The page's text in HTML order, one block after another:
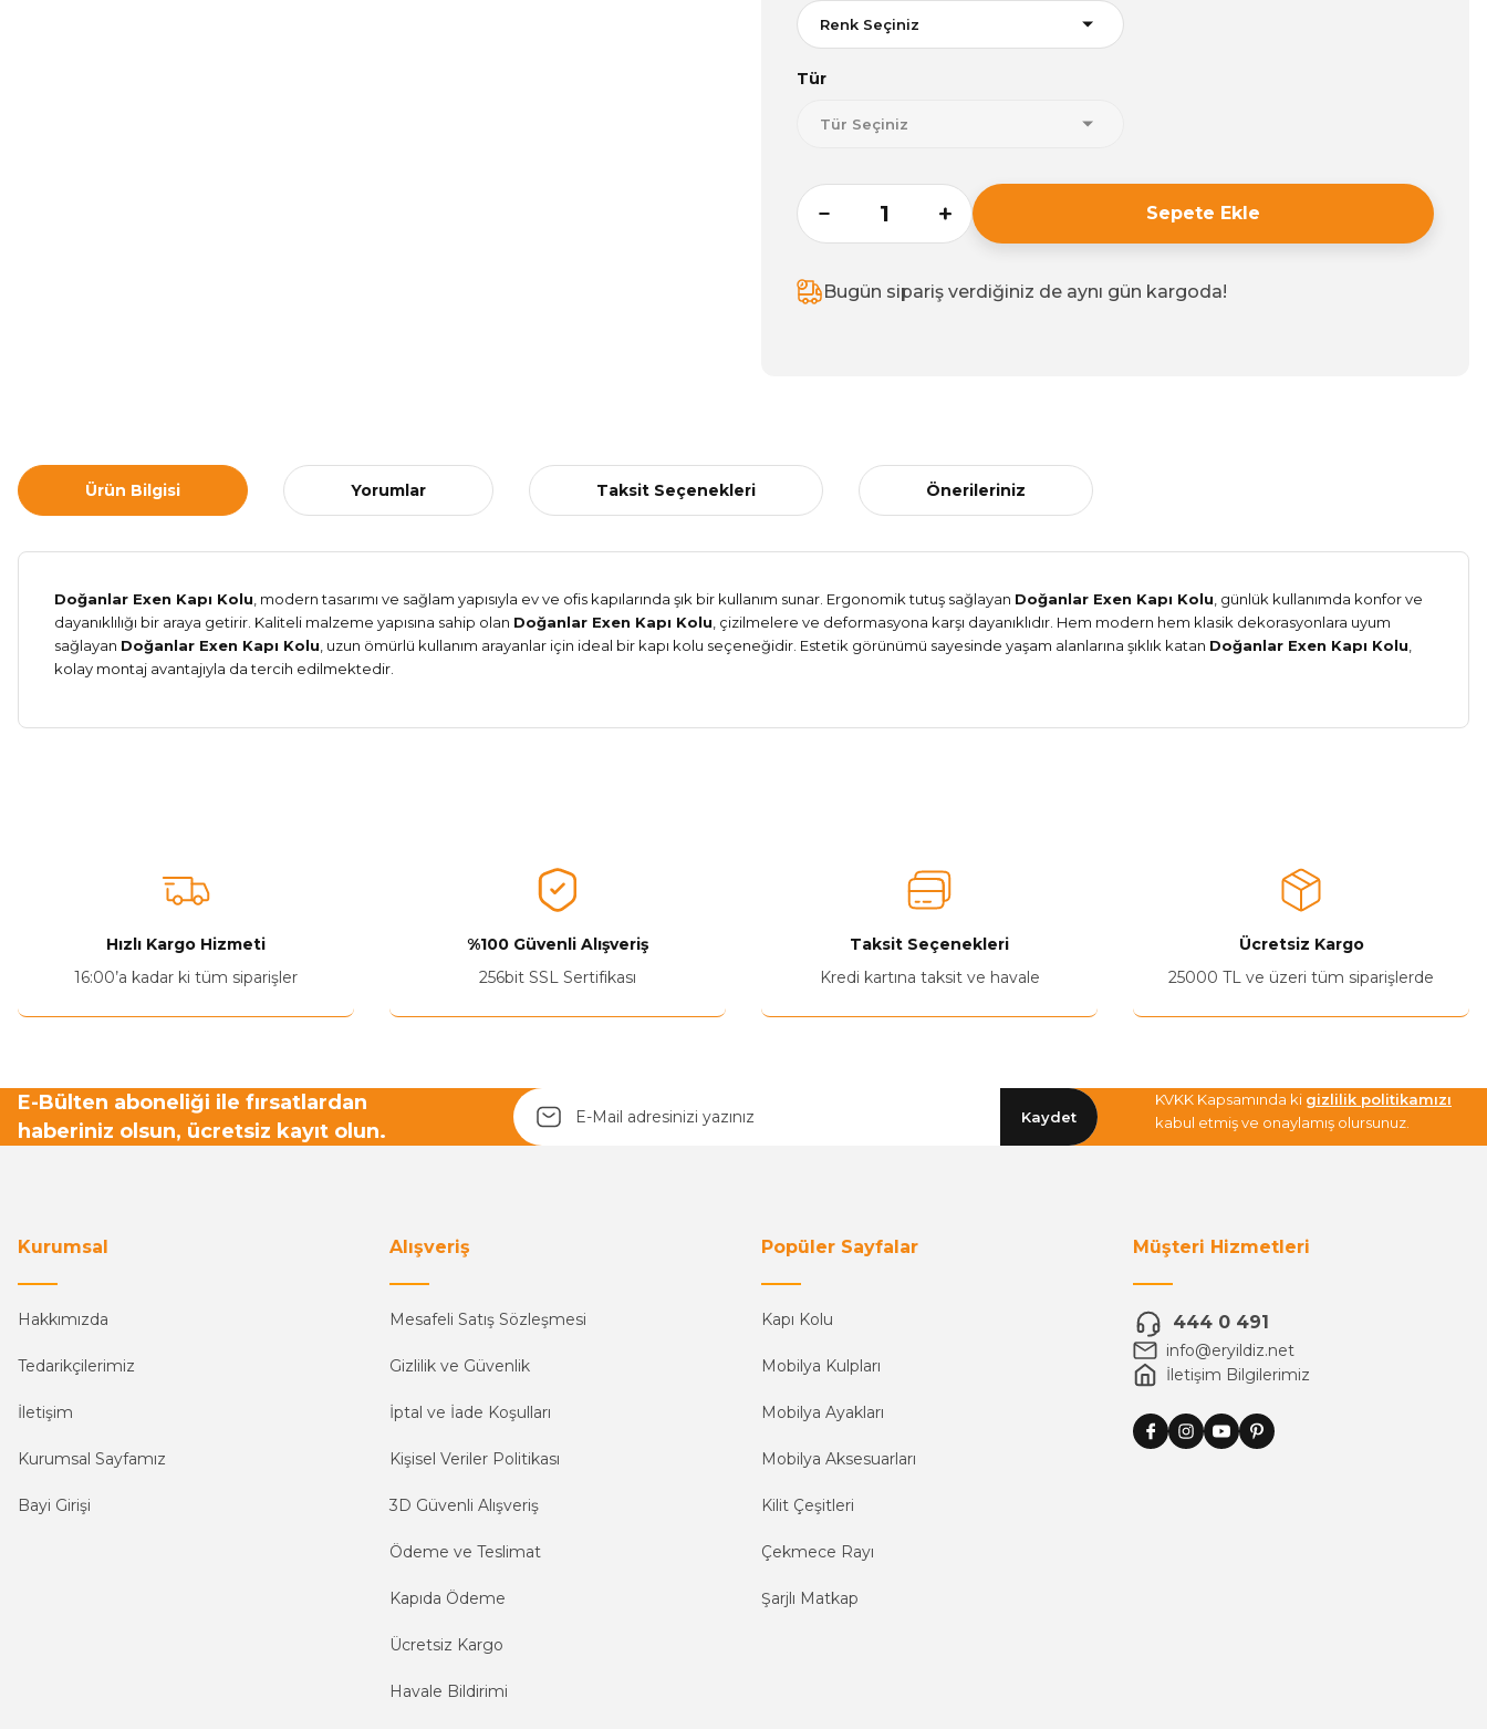
Tür
Sepete Ekle
Bugün sipariş verdiğiniz de aynı gün kargoda!
Ürün Bilgisi Yorumlar Taksit Seçenekleri Önerileriniz
Doğanlar Exen Kapı Kolu , modern tasarımı ve sağlam yapısıyla ev ve ofis kapılarında şık bir kullanım sunar. Ergonomik tutuş sağlayan Doğanlar Exen Kapı Kolu , günlük kullanımda konfor ve
dayanıklılığı bir araya getirir. Kaliteli malzeme yapısına sahip olan Doğanlar Exen Kapı Kolu , çizilmelere ve deformasyona karşı dayanıklıdır. Hem modern hem klasik dekorasyonlara uyum
sağlayan Doğanlar Exen Kapı Kolu , uzun ömürlü kullanım arayanlar için ideal bir kapı kolu seçeneğidir. Estetik görünümü sayesinde yaşam alanlarına şıklık katan Doğanlar Exen Kapı Kolu
kolay montaj avantajıyla da tercih edilmektedir.
Ürün açıklamasında eksik bilgiler bulunuyor.
Hızlı Kargo Hizmeti
16:00’a kadar ki tüm siparişler
%100 Güvenli Alışveriş
256bit SSL Sertifikası
Taksit Seçenekleri
Kredi kartına taksit ve havale
Ücretsiz Kargo
25000 TL ve üzeri tüm siparişlerde
E-Bülten aboneliği ile fırsatlardan
haberiniz olsun, ücretsiz kayıt olun.
Kaydet
KVKK Kapsamında ki gizlilik politikamızı
kabul etmiş ve onaylamış olursunuz.
Kurumsal
Hakkımızda
Tedarikçilerimiz
İletişim
Kurumsal Sayfamız
Bayi Girişi
Alışveriş
Mesafeli Satış Sözleşmesi
Gizlilik ve Güvenlik
İptal ve İade Koşulları
Kişisel Veriler Politikası
3D Güvenli Alışveriş
Ödeme ve Teslimat
Kapıda Ödeme
Ücretsiz Kargo
Havale Bildirimi
Popüler Sayfalar
Kapı Kolu
Mobilya Kulpları
Mobilya Ayakları
Mobilya Aksesuarları
Kilit Çeşitleri
Çekmece Rayı
Şarjlı Matkap
Müşteri Hizmetleri
444 0 491
info@eryildiz.net
İletişim Bilgilerimiz